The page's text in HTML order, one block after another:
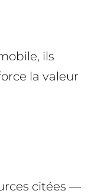
ils
la valeur
citées —